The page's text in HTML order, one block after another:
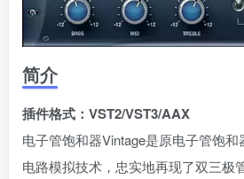
简介
插件格式：VST2/VST3/AAX
电子管饱和器Vintage是原电子管饱
电路模拟技术，忠实地再现了双三极